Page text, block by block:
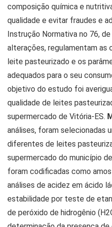
composição química e
qualidade e evitar fraudes e
Instrução Normativa no 76,
alterações, regulamentam as
leite pasteurizado e os
adequados para o seu
objetivo do estudo foi
qualidade de leites
supermercado de Vitória-ES.
análises, foram selecionadas
diferentes de leites
supermercado do município
foram codificadas como
análises de acidez em ácido
estabilidade por teste de
de peróxido de hidrogênio